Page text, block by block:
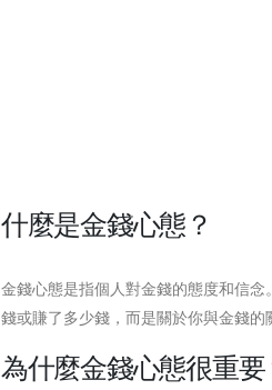
什麼是金錢心態？
金錢心態是指個人對金錢的態度和信
錢或賺了多少錢，而是關於你與金錢的
為什麼金錢心態很重要